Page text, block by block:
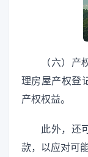
（六）产
理房屋产权登
产权权益。
此外，还
款，以应对可